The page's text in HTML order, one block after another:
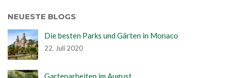
NEUESTE BLOGS
Die besten Parks und Gärten in Monaco
22. Juli 2020
Gartenarbeiten im August